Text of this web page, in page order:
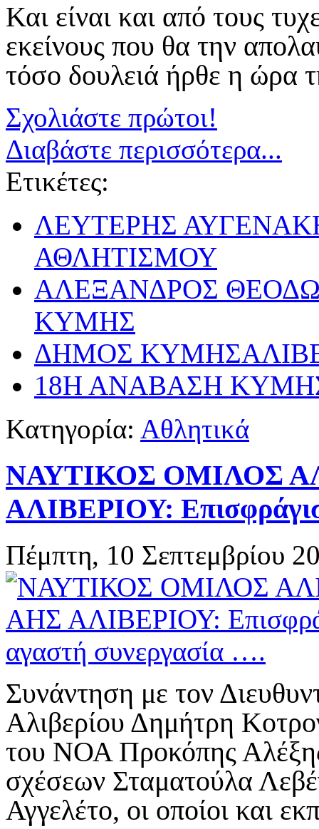
Και είναι και από τους
εκείνους που θα την
τόσο δουλειά ήρθε η ώρα
Σχολιάστε πρώτοι!
Διαβάστε περισσότερα...
Ετικέτες:
ΛΕΥΤΕΡΗΣ
ΑΘΛΗΤΙΣΜΟΥ
ΑΛΕΞΑΝΔΡΟΣ
ΚΥΜΗΣ
ΔΗΜΟΣ
18Η ΑΝΑΒΑΣΗ
Κατηγορία: Αθλητικά
ΝΑΥΤΙΚΟΣ ΟΜΙΛΟΣ
ΑΛΙΒΕΡΙΟΥ:
Πέμπτη, 10 Σεπτεμβρίου
Συνάντηση με τον
Αλιβερίου Δημήτρη
του ΝΟΑ Προκόπης
σχέσεων Σταματούλα
Αγγελέτο, οι οποίοι και